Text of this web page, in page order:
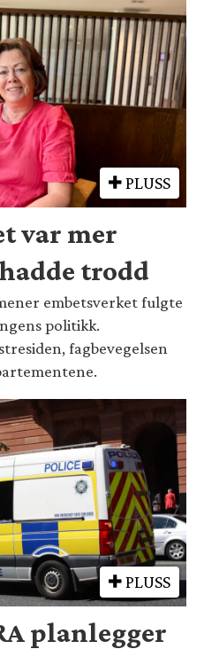
PLUSS
var mer
trodd
embetsverket fulgte
politikk.
fagbevegelsen
PLUSS
planlegger